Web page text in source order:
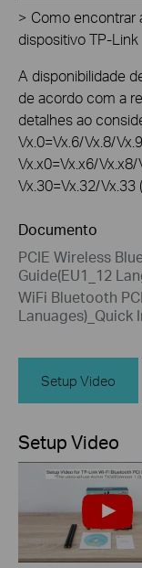
> Como encontrar
dispositivo TP-Link
A disponibilidade
de acordo com a
detalhes ao
Vx.0=Vx.6/Vx.8/
Vx.x0=Vx.x6/
Vx.30=Vx.32/Vx.33
Documento
PCIE Wireless
Guide(EU1_12
WiFi Bluetooth
Lanuages)_Quick
Setup Video
Setup Video